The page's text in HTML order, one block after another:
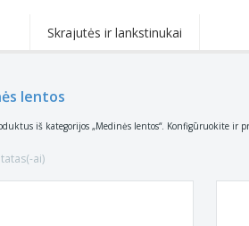
Skrajutės ir lankstinukai
lentos
iš kategorijos „Medinės lentos“. Konfigūruokite ir
ai)